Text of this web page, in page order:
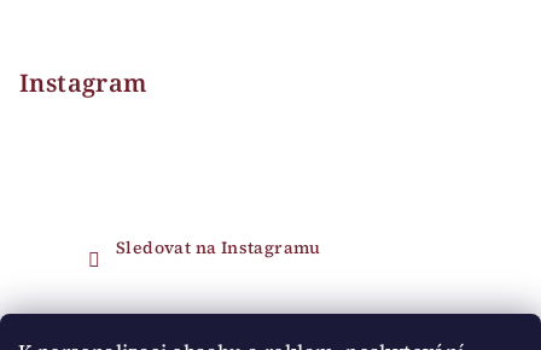
Instagram
Sledovat na Instagramu
Přijímáme online platby